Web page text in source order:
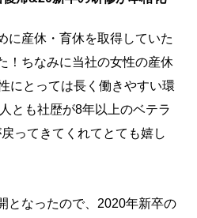
に産休・育休を取得していた
！ちなみに当社の女性の産休
にとっては長く働きやすい環
とも社歴が8年以上のベテラ
ってきてくれてとても嬉し
となったので、2020年新卒の